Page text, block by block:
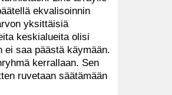
ekvalisoinnin
yksittäisiä
keskialueita olisi
ei saa päästä käymään.
kerrallaan. Sen
ruvetaan säätämään